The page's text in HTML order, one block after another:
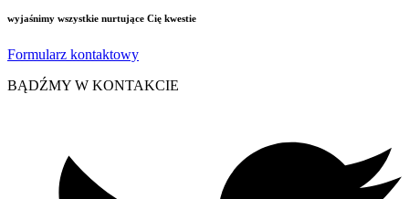
wyjaśnimy wszystkie nurtujące Cię kwestie
Formularz kontaktowy
BĄDŹMY W KONTAKCIE